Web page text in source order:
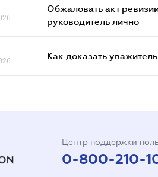
Обжаловать акт
руководитель лично
Как доказать
Центр поддержки
0-800-210-